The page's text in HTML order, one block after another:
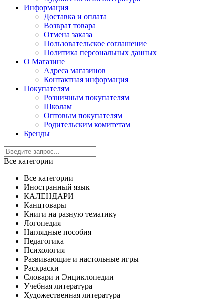
Информация
Доставка и оплата
Возврат товара
Отмена заказа
Пользовательское соглашение
Политика персональных данных
О Магазине
Адреса магазинов
Контактная информация
Покупателям
Розничным покупателям
Школам
Оптовым покупателям
Родительским комитетам
Бренды
Все категории
Все категории
Иностранный язык
КАЛЕНДАРИ
Канцтовары
Книги на разную тематику
Логопедия
Наглядные пособия
Педагогика
Психология
Развивающие и настольные игры
Раскраски
Словари и Энциклопедии
Учебная литература
Художественная литература